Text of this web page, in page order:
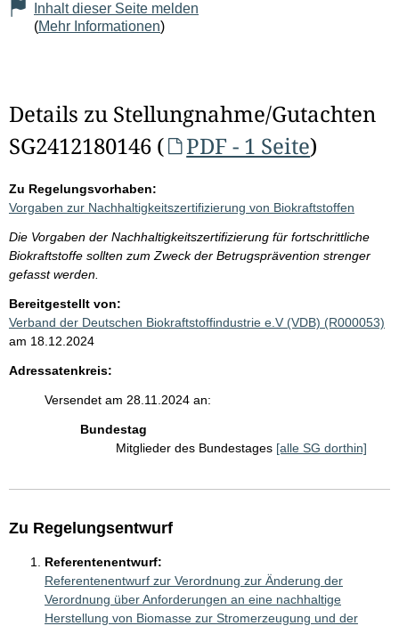
Inhalt dieser Seite melden
(Mehr Informationen)
Details zu Stellungnahme/Gutachten
SG2412180146 (
PDF - 1 Seite)
Zu Regelungsvorhaben:
Vorgaben zur Nachhaltigkeitszertifizierung von Biokraftstoffen
Die Vorgaben der Nachhaltigkeitszertifizierung für fortschrittliche
Biokraftstoffe sollten zum Zweck der Betrugsprävention strenger
gefasst werden.
Bereitgestellt von:
Verband der Deutschen Biokraftstoffindustrie e.V (VDB) (R000053)
am 18.12.2024
Adressatenkreis:
Versendet am 28.11.2024 an:
Bundestag
Mitglieder des Bundestages [alle SG dorthin]
Zu Regelungsentwurf
Referentenentwurf:
Referentenentwurf zur Verordnung zur Änderung der
Verordnung über Anforderungen an eine nachhaltige
Herstellung von Biomasse zur Stromerzeugung und der